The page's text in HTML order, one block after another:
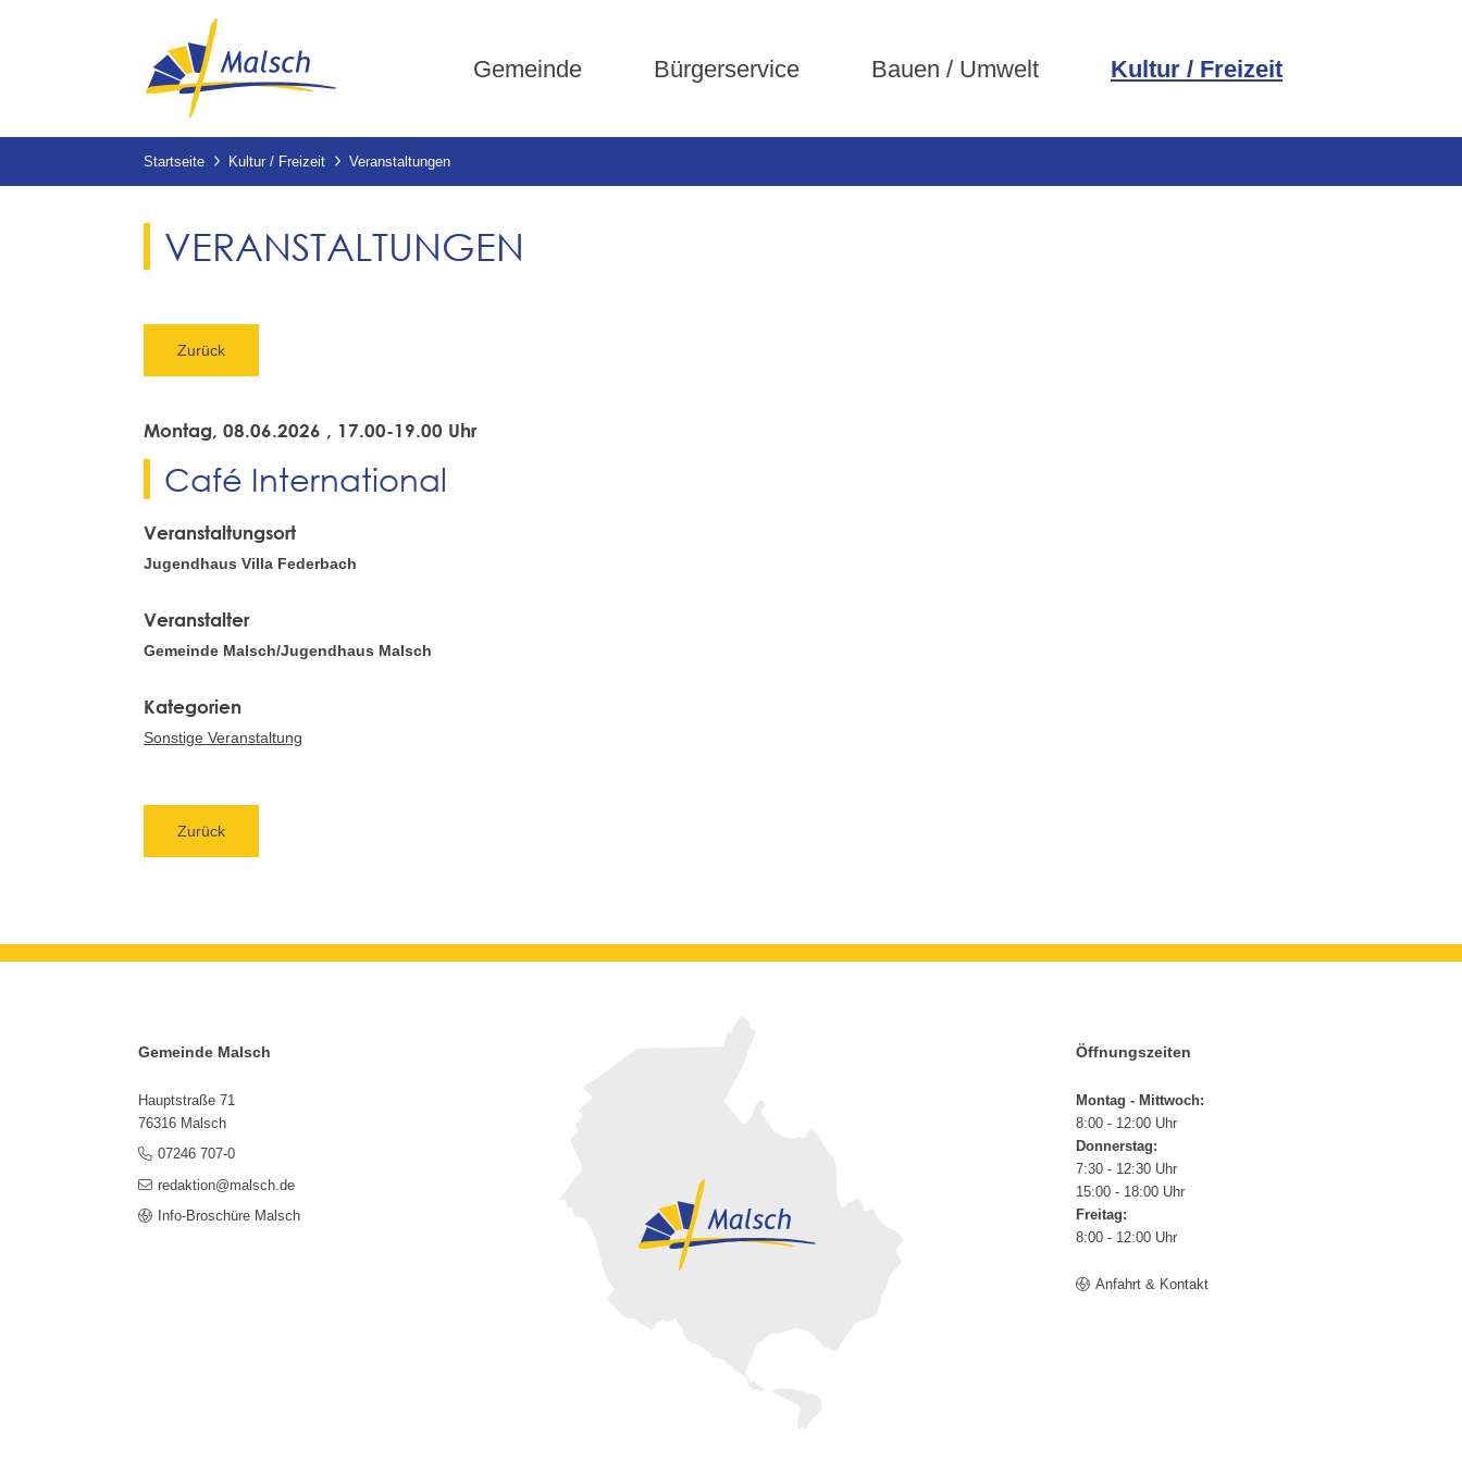
Gemeinde Bürgerservice Bauen / Umwelt Kultur / Freizeit
Startseite Kultur / Freizeit Veranstaltungen
VERANSTALTUNGEN
Zurück
Montag, 08.06.2026 , 17.00-19.00 Uhr
Café International
Veranstaltungsort
Jugendhaus Villa Federbach
Veranstalter
Gemeinde Malsch/Jugendhaus Malsch
Sonstige Veranstaltung
Zurück
Gemeinde Malsch
Hauptstraße 71
76316 Malsch
07246 707-0
redaktion@malsch.de
Info-Broschüre Malsch
Öffnungszeiten
Montag - Mittwoch:
8:00 - 12:00 Uhr
Donnerstag:
7:30 - 12:30 Uhr
15:00 - 18:00 Uhr
Freitag:
8:00 - 12:00 Uhr
Anfahrt & Kontakt